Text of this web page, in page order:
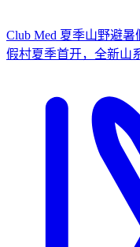
Club Med 夏季山野避暑
假村夏季首开，全新山